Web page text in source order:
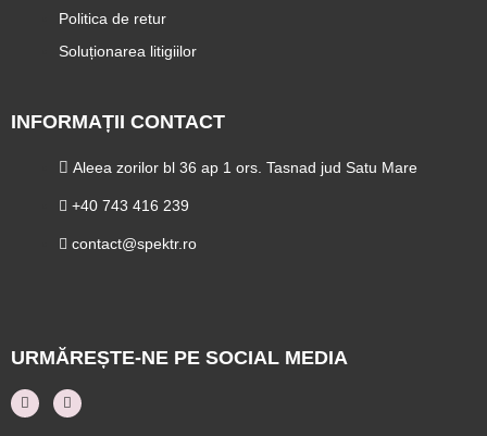
Politica de retur
Soluționarea litigiilor
INFORMAȚII CONTACT
Aleea zorilor bl 36 ap 1 ors. Tasnad jud Satu Mare
+40 743 416 239
contact@spektr.ro
URMĂREȘTE-NE PE SOCIAL MEDIA